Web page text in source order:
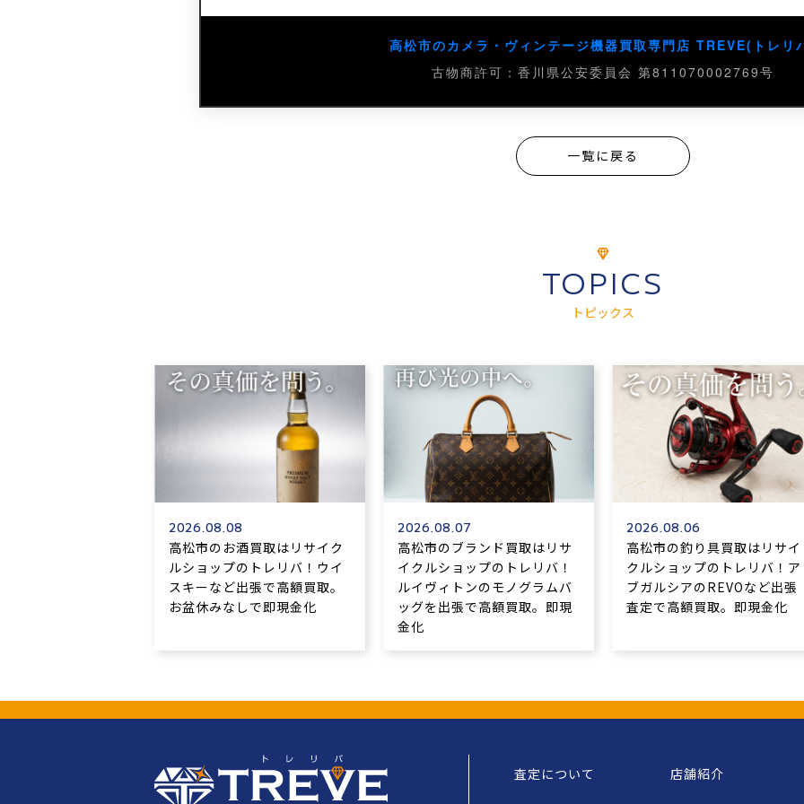
高松市のカメラ・ヴィンテージ機器買取専門店 TREVE(トレリ
古物商許可：香川県公安委員会 第811070002769号
一覧に戻る
TOPICS
トピックス
2026.08.08
高松市のお酒買取はリサイク
ルショップのトレリバ！ウイ
スキーなど出張で高額買取。
お盆休みなしで即現金化
2026.08.07
高松市のブランド買取はリサ
イクルショップのトレリバ！
ルイヴィトンのモノグラムバ
ッグを出張で高額買取。即現
金化
2026.08.06
高松市の釣り具買取はリサイ
クルショップのトレリバ！ア
ブガルシアのREVOなど出張
査定で高額買取。即現金化
査定について 店舗紹介